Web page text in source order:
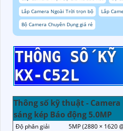
Lắp Camera Ngoài Trời trọn bộ
Lắp
Bộ Camera Chuyên Dụng giá rẻ
THÔNG SỐ KỸ
KX-C52L
Thông số kỹ thuật - Camera
sáng kép Báo động 5.0MP
Độ phân giải
5MP (2880 × 1620